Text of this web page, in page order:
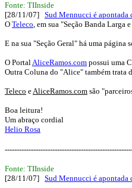
Fonte: TIInside
[28/11/07] Sud Mennucci é
O Teleco, em sua "Seção Banda Larga
E na sua "Seção Geral" há uma página
O PortalAliceRamos.com possui uma
Outra Coluna do "Alice" também trata
Teleco eAliceRamos.com são
Boa leitura!
Um abraço cordial
Helio Rosa
Fonte: TIInside
[28/11/07] Sud Mennucci é